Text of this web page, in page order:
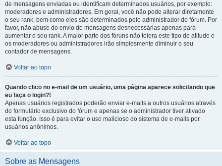
de mensagens enviadas ou identificam determinados usuários, por exemplo:
moderadores e administradores. Em geral, você não pode alterar diretamente
o seu rank, bem como eles são determinados pelo administrador do fórum. Por
favor, não abuse do envio de mensagens desnecessárias apenas para
aumentar o seu rank. A maior parte dos fóruns não tolera este tipo de atitude e
os moderadores ou administradores irão simplesmente diminuir o seu
contador de mensagens.
Voltar ao topo
Quando clico no e-mail de um usuário, uma página aparece solicitando que
eu faça o login?!
Apenas usuários registrados poderão enviar e-mails a outros usuários através
do formulário exclusivo do fórum e apenas se o administrador tiver ativado
esta função. Isso é para evitar o uso malicioso do sistema de e-mails por
usuários anônimos.
Voltar ao topo
Sobre as Mensagens